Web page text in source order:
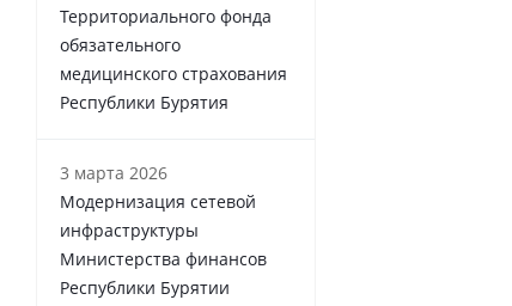
Территориального фонда
обязательного
медицинского страхования
Республики Бурятия
3 марта 2026
Модернизация сетевой
инфраструктуры
Министерства финансов
Республики Бурятии